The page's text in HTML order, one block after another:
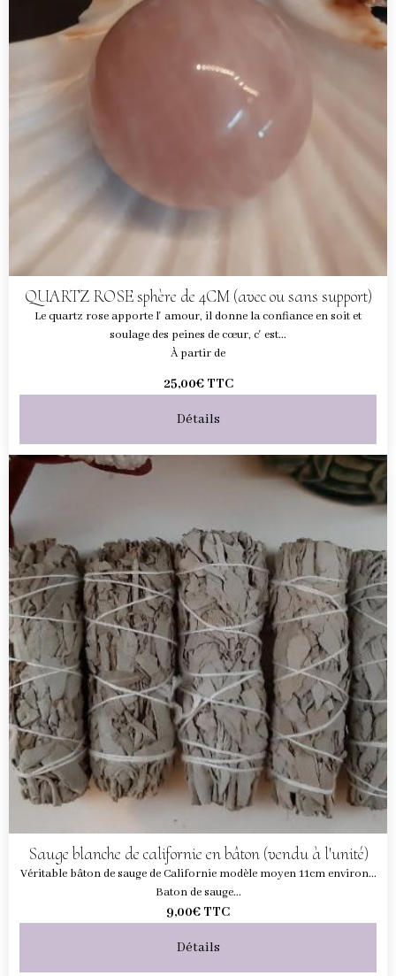
QUARTZ ROSE sphère de 4CM (avec ou sans support)
Le quartz rose apporte l' amour, il donne la confiance en soit et
soulage des peines de cœur, c' est...
À partir de
25,00€ TTC
Détails
Sauge blanche de californie en bâton (vendu à l'unité)
Véritable bâton de sauge de Californie modèle moyen 11cm environ...
Baton de sauge...
9,00€ TTC
Détails